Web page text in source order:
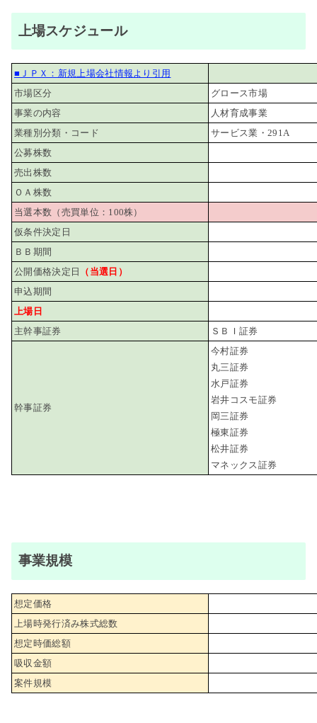
上場スケジュール
■ＪＰＸ：新規上場会社情報より引用
市場区分
グロース市場
事業の内容
人材育成事業
業種別分類・コード
サービス業・291A
公募株数
売出株数
ＯＡ株数
当選本数（売買単位：100株）
仮条件決定日
ＢＢ期間
公開価格決定日
（当選日）
申込期間
上場日
主幹事証券
ＳＢＩ証券
幹事証券
今村証券
丸三証券
水戸証券
岩井コスモ証券
岡三証券
極東証券
松井証券
マネックス証券
事業規模
想定価格
上場時発行済み株式総数
想定時価総額
吸収金額
案件規模